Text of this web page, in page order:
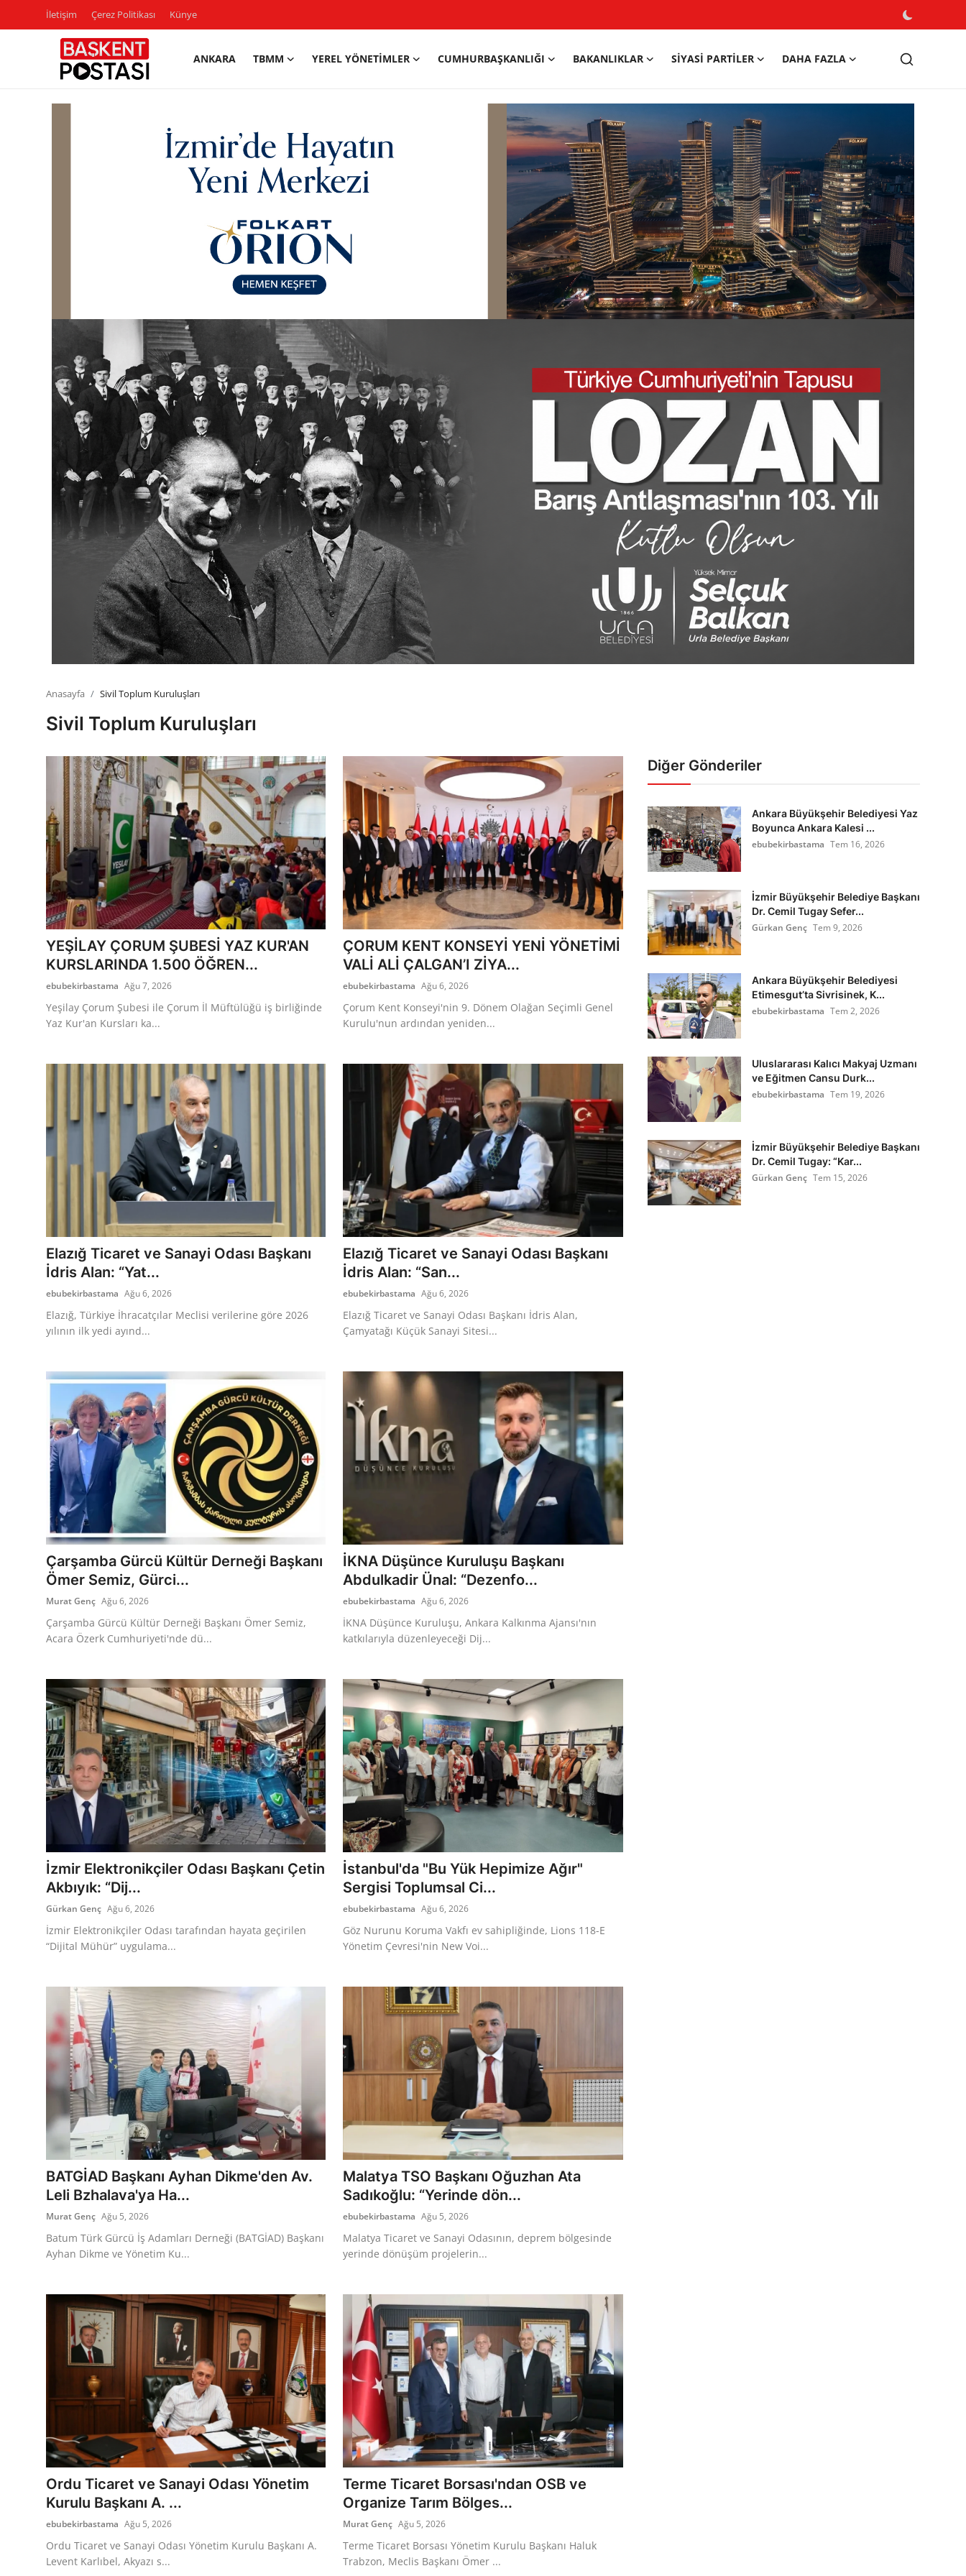
İletişim Çerez Politikası Künye
ANKARA TBMM YEREL YÖNETIMLER CUMHURBAŞKANLIĞI BAKANLIKLAR SIYASI PARTILER DAHA FAZLA
Bakanlıklar
Siyasi Partiler
Mülki İdare
Toplum ve Yaşam
Sivil Toplum Kuruluşları
Kamu Kurumları ve Üst Kurullar
Anasayfa Sivil Toplum Kuruluşları
Sivil Toplum Kuruluşları
YEŞİLAY ÇORUM ŞUBESİ YAZ KUR'AN
KURSLARINDA 1.500 ÖĞREN...
ebubekirbastama Ağu 7, 2026
Yeşilay Çorum Şubesi ile Çorum İl Müftülüğü iş birliğinde
Yaz Kur'an Kursları ka...
ÇORUM KENT KONSEYİ YENİ YÖNETİMİ
VALİ ALİ ÇALGAN’I ZİYA...
ebubekirbastama Ağu 6, 2026
Çorum Kent Konseyi'nin 9. Dönem Olağan Seçimli Genel
Kurulu'nun ardından yeniden...
Elazığ Ticaret ve Sanayi Odası Başkanı
İdris Alan: “Yat...
ebubekirbastama Ağu 6, 2026
Elazığ, Türkiye İhracatçılar Meclisi verilerine göre 2026
yılının ilk yedi ayınd...
Elazığ Ticaret ve Sanayi Odası Başkanı
İdris Alan: “San...
ebubekirbastama Ağu 6, 2026
Elazığ Ticaret ve Sanayi Odası Başkanı İdris Alan,
Çamyatağı Küçük Sanayi Sitesi...
Çarşamba Gürcü Kültür Derneği Başkanı
Ömer Semiz, Gürci...
Murat Genç Ağu 6, 2026
Çarşamba Gürcü Kültür Derneği Başkanı Ömer Semiz,
Acara Özerk Cumhuriyeti'nde dü...
İKNA Düşünce Kuruluşu Başkanı
Abdulkadir Ünal: “Dezenfo...
ebubekirbastama Ağu 6, 2026
İKNA Düşünce Kuruluşu, Ankara Kalkınma Ajansı'nın
katkılarıyla düzenleyeceği Dij...
İzmir Elektronikçiler Odası Başkanı Çetin
Akbıyık: “Dij...
Gürkan Genç Ağu 6, 2026
İzmir Elektronikçiler Odası tarafından hayata geçirilen
“Dijital Mühür” uygulama...
İstanbul'da "Bu Yük Hepimize Ağır"
Sergisi Toplumsal Ci...
ebubekirbastama Ağu 6, 2026
Göz Nurunu Koruma Vakfı ev sahipliğinde, Lions 118-E
Yönetim Çevresi'nin New Voi...
BATGİAD Başkanı Ayhan Dikme'den Av.
Leli Bzhalava'ya Ha...
Murat Genç Ağu 5, 2026
Batum Türk Gürcü İş Adamları Derneği (BATGİAD) Başkanı
Ayhan Dikme ve Yönetim Ku...
Malatya TSO Başkanı Oğuzhan Ata
Sadıkoğlu: “Yerinde dön...
ebubekirbastama Ağu 5, 2026
Malatya Ticaret ve Sanayi Odasının, deprem bölgesinde
yerinde dönüşüm projelerin...
Ordu Ticaret ve Sanayi Odası Yönetim
Kurulu Başkanı A. ...
ebubekirbastama Ağu 5, 2026
Ordu Ticaret ve Sanayi Odası Yönetim Kurulu Başkanı A.
Levent Karlıbel, Akyazı s...
Terme Ticaret Borsası'ndan OSB ve
Organize Tarım Bölges...
Murat Genç Ağu 5, 2026
Terme Ticaret Borsası Yönetim Kurulu Başkanı Haluk
Trabzon, Meclis Başkanı Ömer ...
Diğer Gönderiler
Ankara Büyükşehir Belediyesi Yaz
Boyunca Ankara Kalesi ...
ebubekirbastama Tem 16, 2026
İzmir Büyükşehir Belediye Başkanı
Dr. Cemil Tugay Sefer...
Gürkan Genç Tem 9, 2026
Ankara Büyükşehir Belediyesi
Etimesgut’ta Sivrisinek, K...
ebubekirbastama Tem 2, 2026
Uluslararası Kalıcı Makyaj Uzmanı
ve Eğitmen Cansu Durk...
ebubekirbastama Tem 19, 2026
İzmir Büyükşehir Belediye Başkanı
Dr. Cemil Tugay: “Kar...
Gürkan Genç Tem 15, 2026